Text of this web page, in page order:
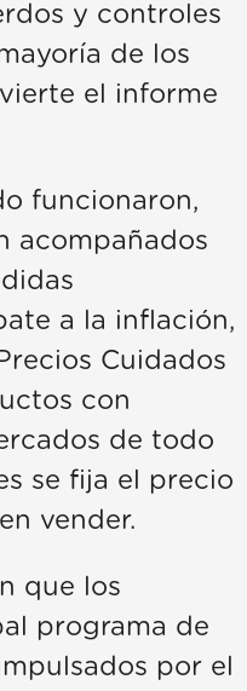
y controles
de los
el informe
funcionaron,
acompañados
a la inflación,
Cuidados
con
de todo
se fija el precio
vender.
que los
programa de
por el